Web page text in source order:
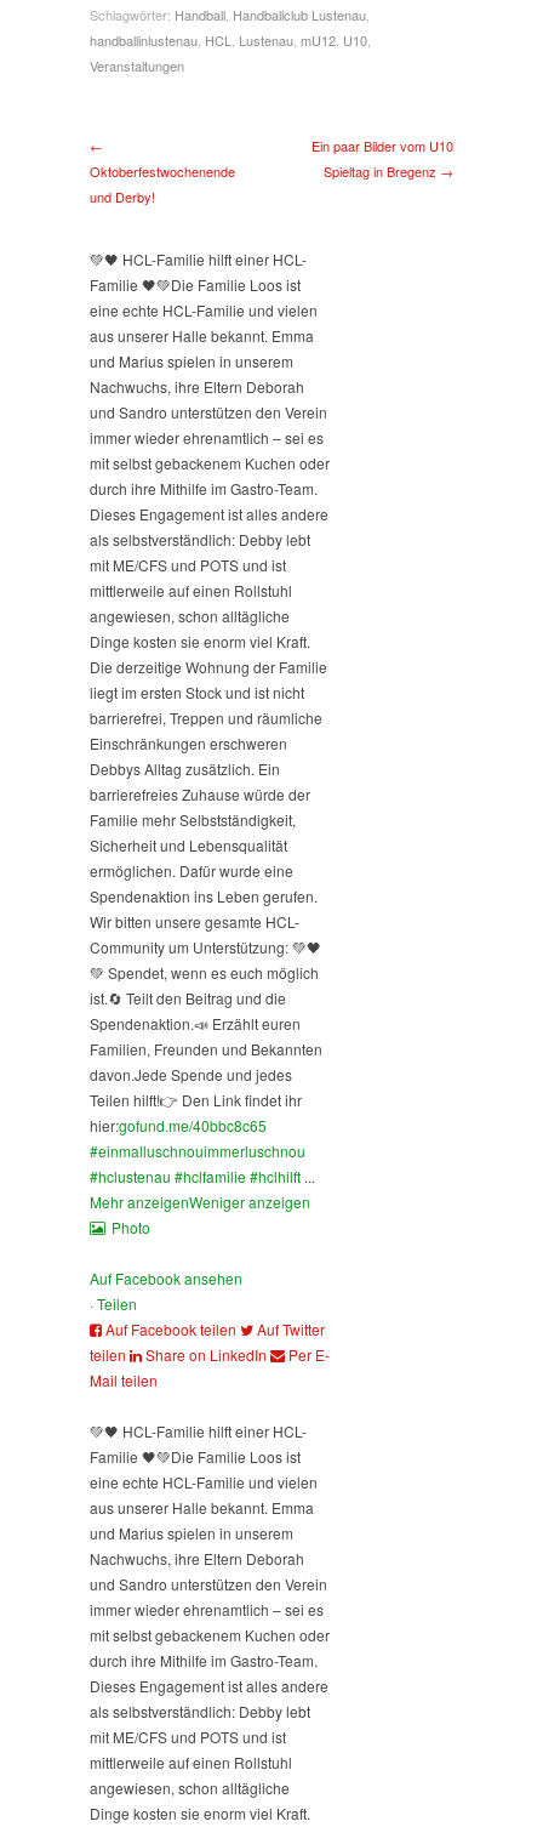
Schlagwörter: Handball, Handballclub Lustenau,
handballinlustenau, HCL, Lustenau, mU12, U10,
Veranstaltungen
←
Oktoberfestwochenende
und Derby!
Ein paar Bilder vom U10
Spieltag in Bregenz →
💚🖤 HCL-Familie hilft einer HCL-
Familie 🖤💚Die Familie Loos ist
eine echte HCL-Familie und vielen
aus unserer Halle bekannt. Emma
und Marius spielen in unserem
Nachwuchs, ihre Eltern Deborah
und Sandro unterstützen den Verein
immer wieder ehrenamtlich – sei es
mit selbst gebackenem Kuchen oder
durch ihre Mithilfe im Gastro-Team.
Dieses Engagement ist alles andere
als selbstverständlich: Debby lebt
mit ME/CFS und POTS und ist
mittlerweile auf einen Rollstuhl
angewiesen, schon alltägliche
Dinge kosten sie enorm viel Kraft.
Die derzeitige Wohnung der Familie
liegt im ersten Stock und ist nicht
barrierefrei, Treppen und räumliche
Einschränkungen erschweren
Debbys Alltag zusätzlich. Ein
barrierefreies Zuhause würde der
Familie mehr Selbstständigkeit,
Sicherheit und Lebensqualität
ermöglichen. Dafür wurde eine
Spendenaktion ins Leben gerufen.
Wir bitten unsere gesamte HCL-
Community um Unterstützung: 💚🖤
💚 Spendet, wenn es euch möglich
ist.🔄 Teilt den Beitrag und die
Spendenaktion.📣 Erzählt euren
Familien, Freunden und Bekannten
davon.Jede Spende und jedes
Teilen hilft!👉 Den Link findet ihr
hier:gofund.me/40bbc8c65
#einmalluschnouimmerluschnou
#hclustenau #hclfamilie#hclhilft ...
Mehr anzeigenWeniger anzeigen
Photo
Auf Facebook ansehen
·Teilen
Auf Facebook teilen
Auf Twitter
teilen
Share on LinkedIn
Per E-
Mail teilen
💚🖤 HCL-Familie hilft einer HCL-
Familie 🖤💚Die Familie Loos ist
eine echte HCL-Familie und vielen
aus unserer Halle bekannt. Emma
und Marius spielen in unserem
Nachwuchs, ihre Eltern Deborah
und Sandro unterstützen den Verein
immer wieder ehrenamtlich – sei es
mit selbst gebackenem Kuchen oder
durch ihre Mithilfe im Gastro-Team.
Dieses Engagement ist alles andere
als selbstverständlich: Debby lebt
mit ME/CFS und POTS und ist
mittlerweile auf einen Rollstuhl
angewiesen, schon alltägliche
Dinge kosten sie enorm viel Kraft.